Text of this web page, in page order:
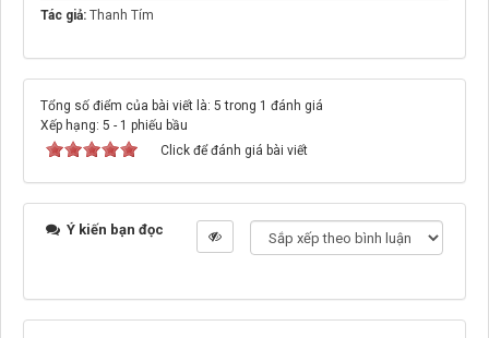
Tác giả: Thanh Tím
Tổng số điểm của bài viết là: 5 trong 1 đánh giá
Xếp hạng: 5 - 1 phiếu bầu
Click để đánh giá bài viết
Ý kiến bạn đọc